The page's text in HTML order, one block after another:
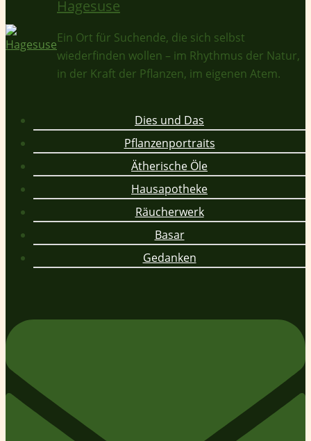
Hagesuse
Ein Ort für Suchende, die sich selbst
wiederfinden wollen – im Rhythmus der Natur,
in der Kraft der Pflanzen, im eigenen Atem.
Dies und Das
Pflanzenportraits
Ätherische Öle
Hausapotheke
Räucherwerk
Basar
Gedanken